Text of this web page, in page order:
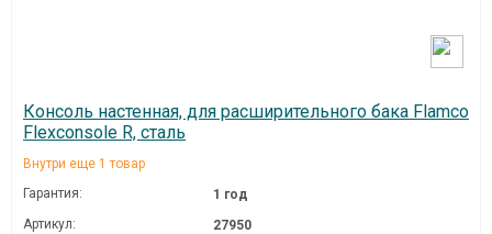
Консоль настенная, для расширительного бака Flamco
Flexconsole R, сталь
Внутри еще 1 товар
Гарантия:
1 год
Артикул:
27950